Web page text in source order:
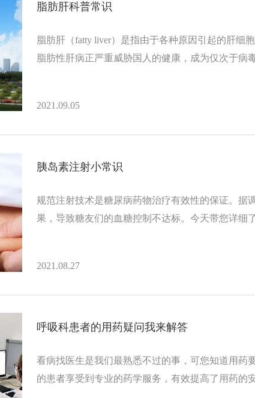
脂肪肝科普常识
脂肪肝（fatty liver）是指由于各种原因引起的肝细
脂肪性肝病正严重威胁国人的健康，成为仅次于病
2021.09.05
胰岛素注射小常识
规范注射技术是糖尿病药物治疗有效性的保证。据
果，导致糖友们的血糖控制不达标。今天带您详细
2021.08.27
呼吸科患者的用药疑问我来解答
看病找医生是我们最熟悉不过的事，可您知道用药
的患者享受到专业的药学服务，有效提高了用药的